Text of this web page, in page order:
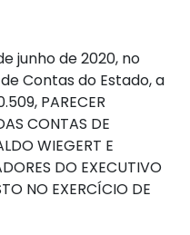
junho de 2020, no
Contas do Estado, a
PARECER
CONTAS DE
WIEGERT E
DO EXECUTIVO
NO EXERCÍCIO DE